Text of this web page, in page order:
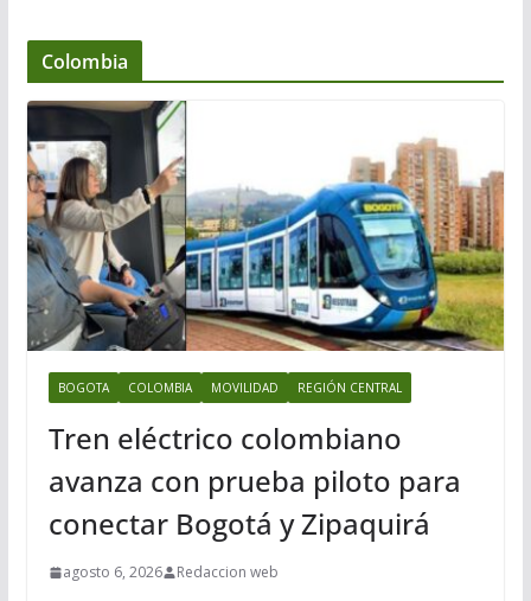
Colombia
BOGOTA COLOMBIA MOVILIDAD REGIÓN CENTRAL
Tren eléctrico colombiano
avanza con prueba piloto para
conectar Bogotá y Zipaquirá
agosto 6, 2026 Redaccion web